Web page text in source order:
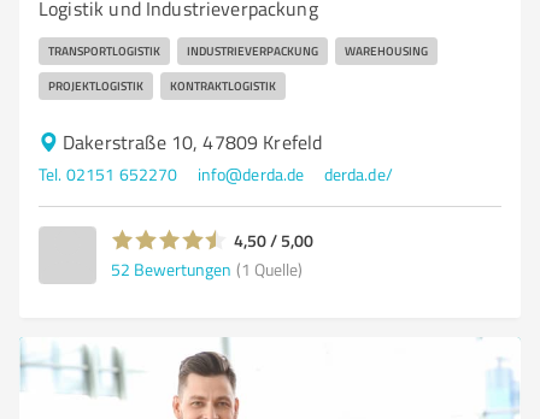
Logistik und Industrieverpackung
TRANSPORTLOGISTIK INDUSTRIEVERPACKUNG WAREHOUSING
PROJEKTLOGISTIK KONTRAKTLOGISTIK
Dakerstraße 10, 47809 Krefeld
Tel. 02151 652270 info@derda.de derda.de/
4,50 / 5,00
52 Bewertungen (1 Quelle)